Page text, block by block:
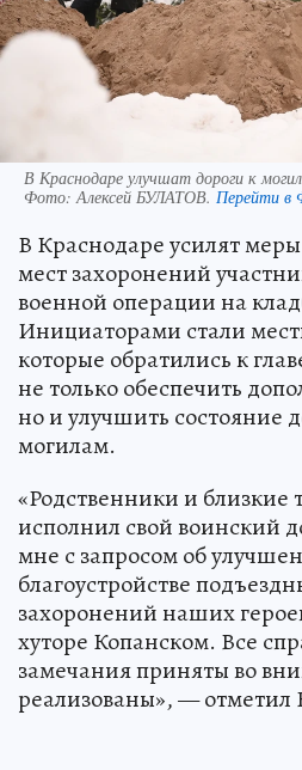
В Краснодаре улучшат дороги к
Фото: Алексей БУЛАТОВ. Перейти в
В Краснодаре усилят
мест захоронений
военной операции на
Инициаторами стали
которые обратились к
не только обеспечить
но и улучшить состояние
могилам.
«Родственники и близкие
исполнил свой воинский
мне с запросом об
благоустройстве
захоронений наших
хуторе Копанском. Все
замечания приняты во
реализованы», — отметил